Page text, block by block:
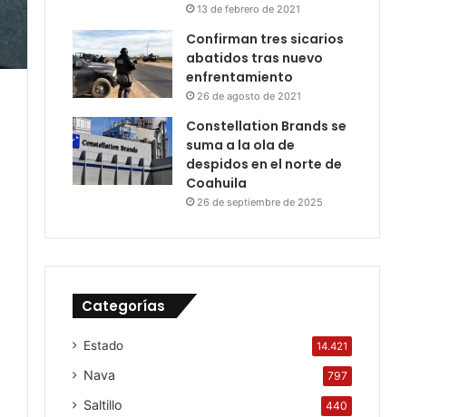
13 de febrero de 2021
Confirman tres sicarios
abatidos tras nuevo
enfrentamiento
26 de agosto de 2021
Constellation Brands se
suma a la ola de
despidos en el norte de
Coahuila
26 de septiembre de 2025
Categorías
Estado 14.421
Nava 797
Saltillo 440